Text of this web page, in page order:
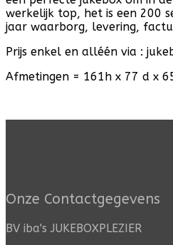
werkelijk top, het is een 200
jaar waarborg, levering,
Prijs enkel en alléén via :
Afmetingen = 161h x 77 d x
Onze Contactgegevens
BV iba's JUKEBOXPLEZIER